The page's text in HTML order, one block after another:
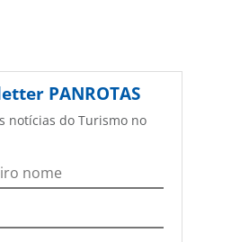
PANROTAS
notícias do Turismo no